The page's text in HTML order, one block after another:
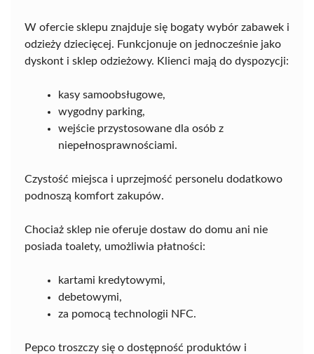
W ofercie sklepu znajduje się bogaty wybór zabawek i
odzieży dziecięcej. Funkcjonuje on jednocześnie jako
dyskont i sklep odzieżowy. Klienci mają do dyspozycji:
kasy samoobsługowe,
wygodny parking,
wejście przystosowane dla osób z
niepełnosprawnościami.
Czystość miejsca i uprzejmość personelu dodatkowo
podnoszą komfort zakupów.
Chociaż sklep nie oferuje dostaw do domu ani nie
posiada toalety, umożliwia płatności:
kartami kredytowymi,
debetowymi,
za pomocą technologii NFC.
Pepco troszczy się o dostępność produktów i